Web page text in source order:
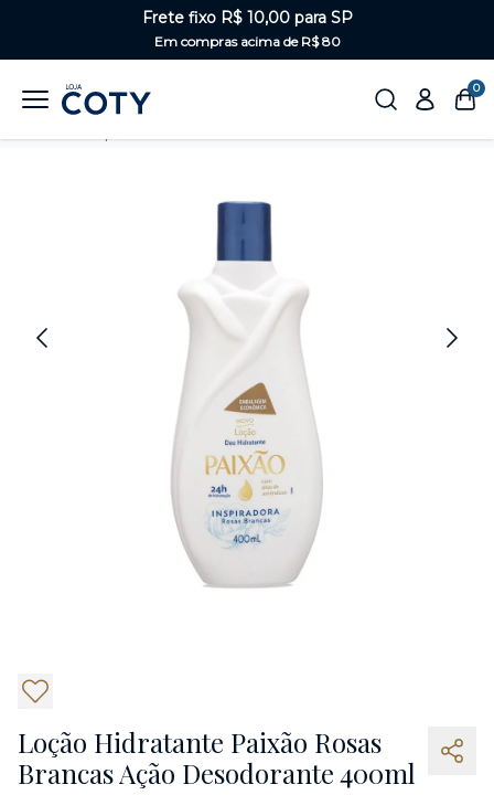
Frete fixo R$ 10,00 para SP
Em compras acima de R$ 80
0
Loção Hidratante Paixão Rosas
Brancas Ação Desodorante 400ml